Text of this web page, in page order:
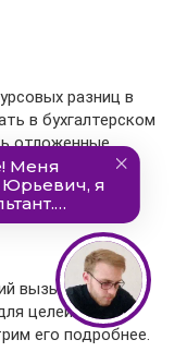
разниц в
в бухгалтерском
отложенные
налоговые
№ 113.
вызывает
целей
его подробнее.